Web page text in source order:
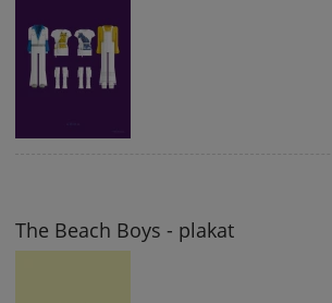
The Beach Boys - plakat